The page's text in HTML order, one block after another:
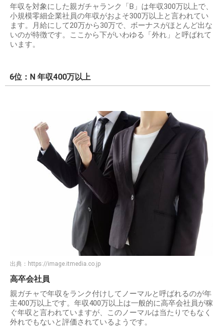
年収を対象にした親ガチャランク「B」は年収300万以上で、
小規模零細企業社員の年収がおよそ300万以上と言われてい
ます。月給にして20万から30万で、ボーナスがほとんど出な
いのが特徴です。ここから下がいわゆる「外れ」と呼ばれて
います。
6位：N 年収400万以上
出典： https://image.itmedia.co.jp
高卒会社員
親ガチャで年収をランク付けしてノーマルと呼ばれるのが年
主400万以上です。年収400万以上は一般的に高卒会社員が稼
ぐ年収と言われていますが、このノーマルは当たりでもなく
外れでもないと評価されているようです。